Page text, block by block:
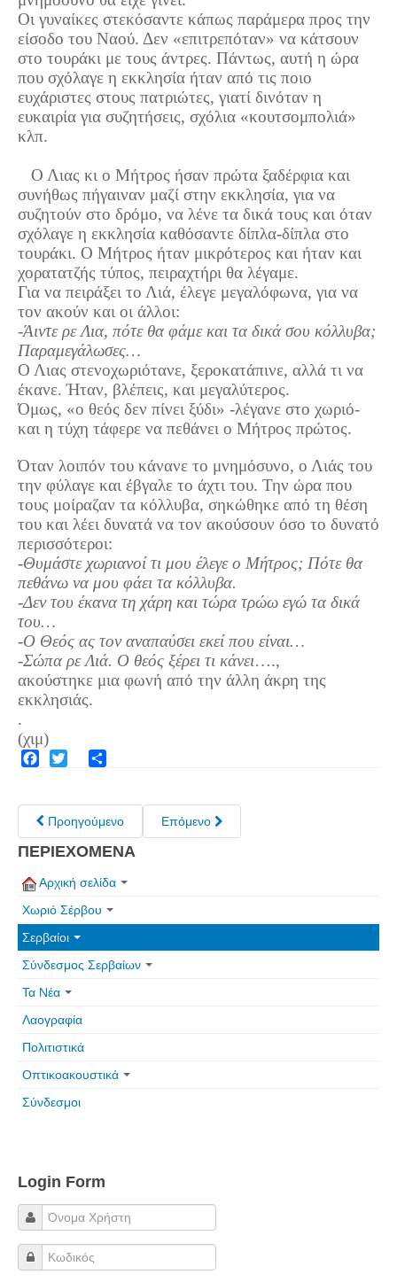
Οι γυναίκες στεκόσαντε κάπως παράμερα προς την
είσοδο του Ναού. Δεν «επιτρεπόταν» να κάτσουν
στο τουράκι με τους άντρες. Πάντως, αυτή η ώρα
που σχόλαγε η εκκλησία ήταν από τις ποιο
ευχάριστες στους πατριώτες, γιατί δινόταν η
ευκαιρία για συζητήσεις, σχόλια «κουτσομπολιά»
κλπ.
Ο Λιας κι ο Μήτρος ήσαν πρώτα ξαδέρφια και
συνήθως πήγαιναν μαζί στην εκκλησία, για να
συζητούν στο δρόμο, να λένε τα δικά τους και όταν
σχόλαγε η εκκλησία καθόσαντε δίπλα-δίπλα στο
τουράκι. Ο Μήτρος ήταν μικρότερος και ήταν και
χορατατζής τύπος, πειραχτήρι θα λέγαμε.
Για να πειράξει το Λιά, έλεγε μεγαλόφωνα, για να
τον ακούν και οι άλλοι:
-Άιντε ρε Λια, πότε θα φάμε και τα δικά σου κόλλυβα;
Παραμεγάλωσες…
Ο Λιας στενοχωριότανε, ξεροκατάπινε, αλλά τι να
έκανε. Ήταν, βλέπεις, και μεγαλύτερος.
Όμως, «ο θεός δεν πίνει ξύδι» -λέγανε στο χωριό-
και η τύχη τάφερε να πεθάνει ο Μήτρος πρώτος.
Όταν λοιπόν του κάνανε το μνημόσυνο, ο Λιάς του
την φύλαγε και έβγαλε το άχτι του. Την ώρα που
τους μοίραζαν τα κόλλυβα, σηκώθηκε από τη θέση
του και λέει δυνατά να τον ακούσουν όσο το δυνατό
περισσότεροι:
-Θυμάστε χωριανοί τι μου έλεγε ο Μήτρος; Πότε θα
πεθάνω να μου φάει τα κόλλυβα.
-Δεν του έκανα τη χάρη και τώρα τρώω εγώ τα δικά
του…
-Ο Θεός ας τον αναπαύσει εκεί που είναι…
-Σώπα ρε Λιά. Ο θεός ξέρει τι κάνει….,
ακούστηκε μια φωνή από την άλλη άκρη της
εκκλησιάς.
.
(χιμ)
Προηγούμενο Επόμενο
ΠΕΡΙΕΧΟΜΕΝΑ
Αρχική σελίδα
Χωριό Σέρβου
Σερβαίοι
Σύνδεσμος Σερβαίων
Τα Νέα
Λαογραφία
Πολιτιστικά
Οπτικοακουστικά
Σύνδεσμοι
Login Form